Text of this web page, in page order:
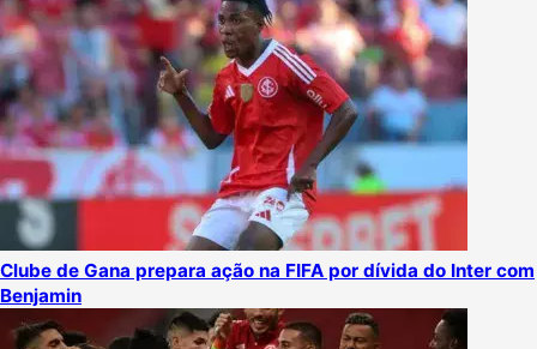
Clube de Gana prepara ação na FIFA por dívida do Inter com
Benjamin